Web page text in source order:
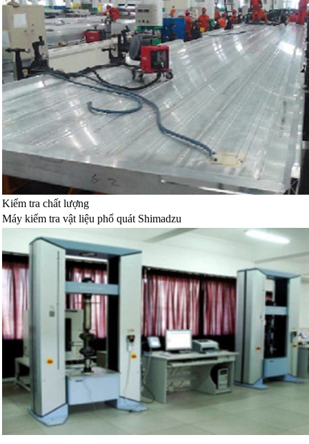
Kiểm tra chất lượng
Máy kiểm tra vật liệu phổ quát Shimadzu